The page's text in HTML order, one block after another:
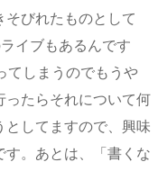
そびれたものとして
イブもあるんです
てしまうのでもうや
ったらそれについて何
してますので、興味
。あとは、「書くな